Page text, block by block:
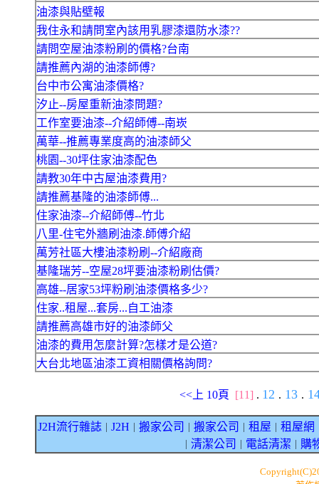
油漆與貼壁報
我住永和請問室內該用乳膠漆還防水漆??
請問空屋油漆粉刷的價格?台南
請推薦內湖的油漆師傅?
台中市公寓油漆價格?
汐止--房屋重新油漆問題?
工作室要油漆--介紹師傅--南崁
萬華--推薦專業度高的油漆師父
桃園--30坪住家油漆配色
請教30年中古屋油漆費用?
請推薦基隆的油漆師傅...
住家油漆--介紹師傅--竹北
八里-住宅外牆刷油漆.師傅介紹
萬芳社區大樓油漆粉刷--介紹廠商
基隆瑞芳--空屋28坪要油漆粉刷估價?
高雄--居家53坪粉刷油漆價格多少?
住家..租屋...套房...自工油漆
請推薦高雄市好的油漆師父
油漆的費用怎麼計算?怎樣才是公道?
大台北地區油漆工資相關價格詢問?
<<上 10頁 [11] . 12 . 13 .
J2H流行雜誌 J2H 搬家公司 搬家公司 租屋 租屋網
清潔公司 電話清潔 購